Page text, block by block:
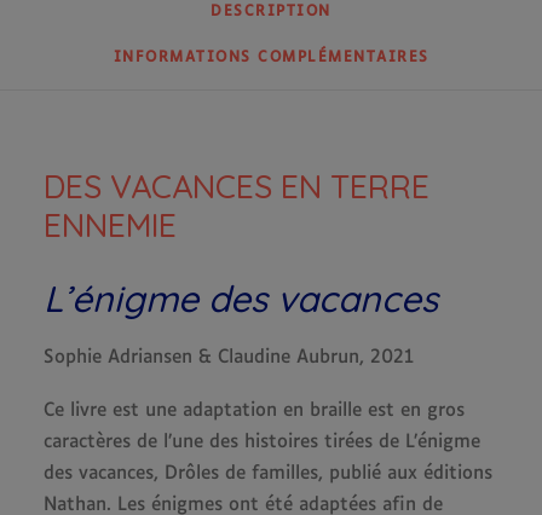
DESCRIPTION
INFORMATIONS COMPLÉMENTAIRES
DES VACANCES EN TERRE
ENNEMIE
L’énigme des vacances
Sophie Adriansen & Claudine Aubrun, 2021
Ce livre est une adaptation en braille est en gros
caractères de l’une des histoires tirées de L’énigme
des vacances, Drôles de familles, publié aux éditions
Nathan. Les énigmes ont été adaptées afin de